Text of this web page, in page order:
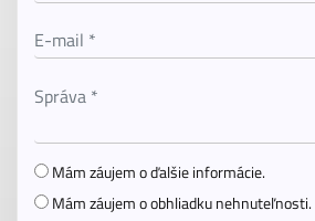
Mám záujem o ďalšie informácie.
Mám záujem o obhliadku nehnuteľnosti.